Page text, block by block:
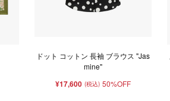
ドット コットン 長袖 ブラウス "Jas
mine"
¥17,600 (税込) 50%OFF